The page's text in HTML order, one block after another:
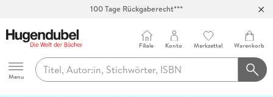
100 Tage Rückgaberecht***
Hugendubel
Menu
Filiale Konto Merkzettel Warenkorb